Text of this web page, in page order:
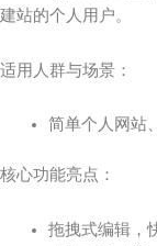
建站的个人用户。
适用人群与场景：
简单个人网站
核心功能亮点：
拖拽式编辑，